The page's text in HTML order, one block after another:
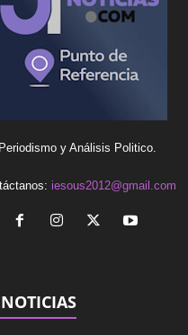
Periodismo y Análisis Politico.
iesous2012@gmail.com